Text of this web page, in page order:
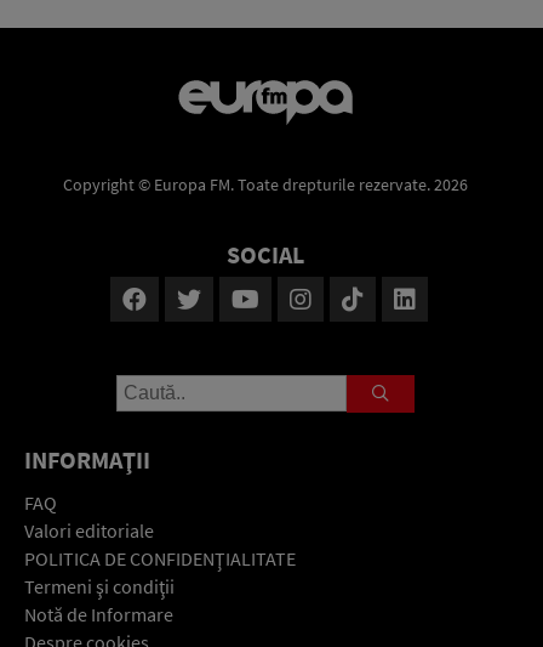
Copyright © Europa FM. Toate drepturile rezervate. 2026
SOCIAL
INFORMAŢII
FAQ
Valori editoriale
POLITICA DE CONFIDENŢIALITATE
Termeni şi condiţii
Notă de Informare